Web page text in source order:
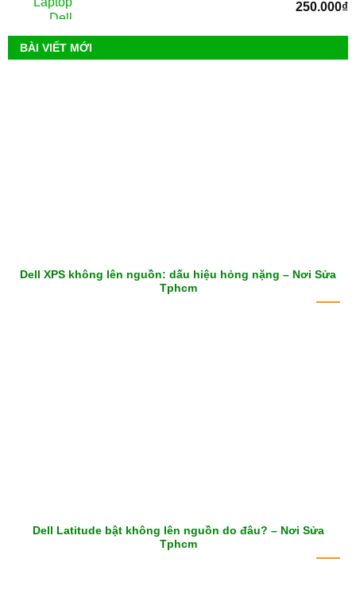
250.000₫
BÀI VIẾT MỚI
Dell XPS không lên nguồn: dấu hiệu hỏng nặng – Nơi Sửa
Tphcm
Dell Latitude bật không lên nguồn do đâu? – Nơi Sửa
Tphcm